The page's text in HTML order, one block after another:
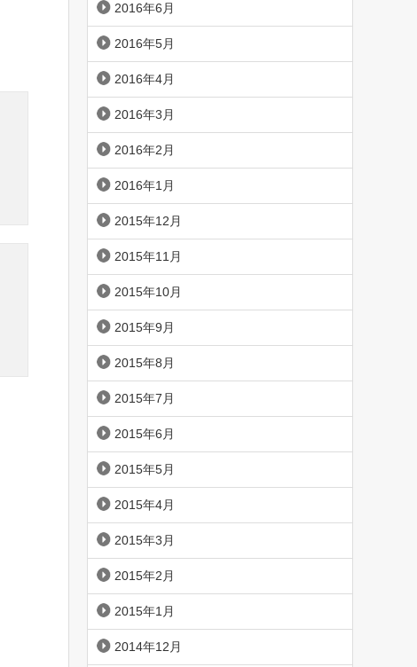
2016年6月
2016年5月
2016年4月
2016年3月
2016年2月
2016年1月
2015年12月
2015年11月
2015年10月
2015年9月
2015年8月
2015年7月
2015年6月
2015年5月
2015年4月
2015年3月
2015年2月
2015年1月
2014年12月